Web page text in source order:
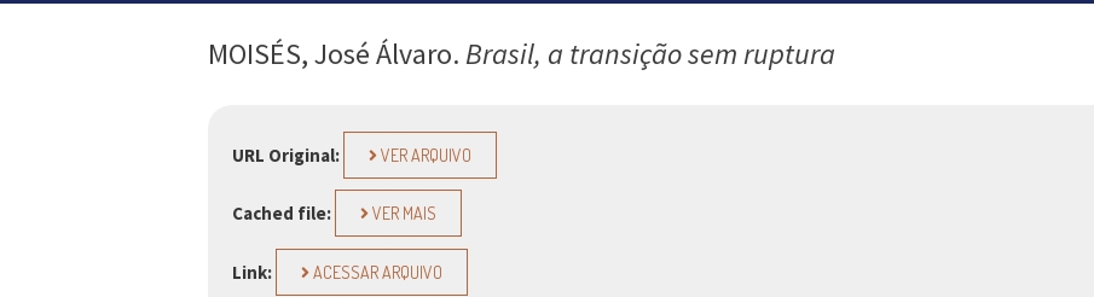
MOISÉS, José Álvaro. Brasil, a transição sem ruptura
URL Original: VER ARQUIVO
Cached file: VER MAIS
Link: ACESSAR ARQUIVO